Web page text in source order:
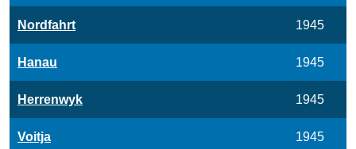
Nordfahrt 1945
Hanau 1945
Herrenwyk 1945
Voitja 1945